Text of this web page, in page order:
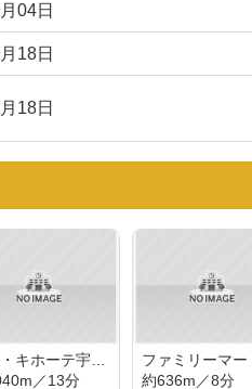
04日
18日
18日
ドン・キホーテ宇部店
／13分
約636m／8分